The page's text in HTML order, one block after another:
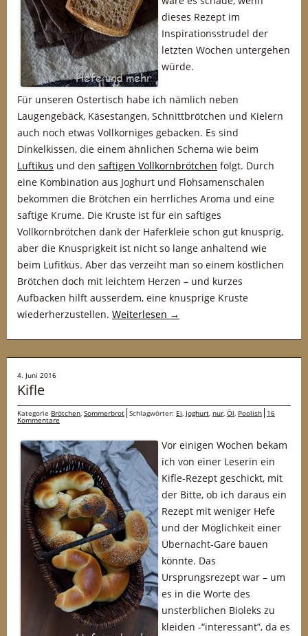
dieses Rezept im
Inspirationsstrudel der
letzten Wochen untergehen
würde.
Für unseren Ostertisch habe ich nämlich neben
Laugengebäck, Käsestangen, Schnittbrötchen und Kielern
auch noch etwas Vollkorniges gebacken. Es sind
Dinkelkissen, die einem ähnlichen Schema wie beim
Luftikus und den saftigen Vollkornbrötchen folgt. Durch
eine Kombination aus Joghurt und Flohsamenschalen
bekommen die Brötchen ein herrliches Aroma und eine
saftige Krume. Die Kruste ist für ein saftiges
Vollkornbrötchen dank der Haferkleie schon gut knusprig,
aber die Knusprigkeit ist nicht so lange anhaltend wie
beim Lufitkus. Aber das verzeiht man so einem köstlichen
Brötchen doch mit leichtem Herzen – und kurzes
Aufbacken hilft ausserdem, eine knusprige Kruste
wiederherzustellen. Weiterlesen →
4. Juni 2016
Kifle
Kategorie Brötchen, Sommerbrot Schlagwörter: Ei, Joghurt, nur, Öl, Poolish 16
Kommentare
Vor einigen Wochen bekam
ich von einer Leserin ein
Kifle-Rezept geschickt, mit
der Bitte, ob ich daraus ein
Rezept mit weniger Hefe
und der Möglichkeit einer
Übernacht-Gare bauen
könnte. Das
Ursprungsrezept war – um
es in die Worte des
unsterblichen Bioleks zu
kleiden -“interessant”, da es